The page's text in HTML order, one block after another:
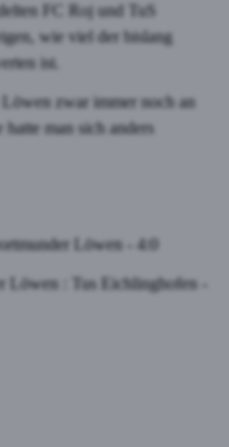
FC Roj und TuS
wie viel der bislang
ist.
Löwen zwar immer noch an
man sich anders
Löwen - 4:0
Löwen : Tus Eichlinghofen -